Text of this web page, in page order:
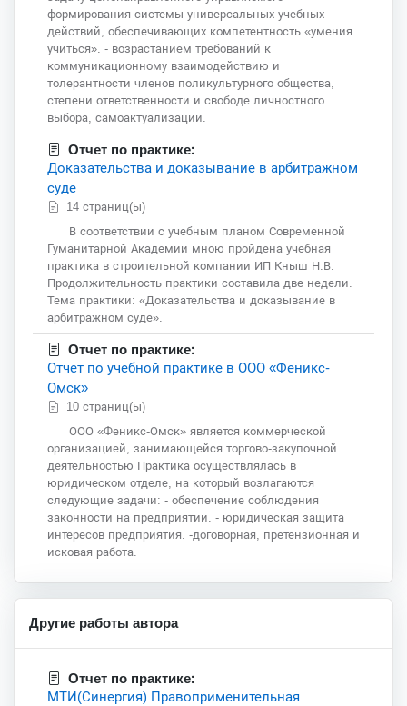
формирования системы универсальных учебных
действий, обеспечивающих компетентность «умения
учиться». - возрастанием требований к
коммуникационному взаимодействию и
толерантности членов поликультурного общества,
степени ответственности и свободе личностного
выбора, самоактуализации.
Отчет по практике:
Доказательства и доказывание в арбитражном
суде
14 страниц(ы)
В соответствии с учебным планом Современной
Гуманитарной Академии мною пройдена учебная
практика в строительной компании ИП Кныш Н.В.
Продолжительность практики составила две недели.
Тема практики: «Доказательства и доказывание в
арбитражном суде».
Отчет по практике:
Отчет по учебной практике в ООО «Феникс-
Омск»
10 страниц(ы)
ООО «Феникс-Омск» является коммерческой
организацией, занимающейся торгово-закупочной
деятельностью Практика осуществлялась в
юридическом отделе, на который возлагаются
следующие задачи: - обеспечение соблюдения
законности на предприятии. - юридическая защита
интересов предприятия. -договорная, претензионная и
исковая работа.
Другие работы автора
Отчет по практике:
МТИ(Синергия) Правоприменительная